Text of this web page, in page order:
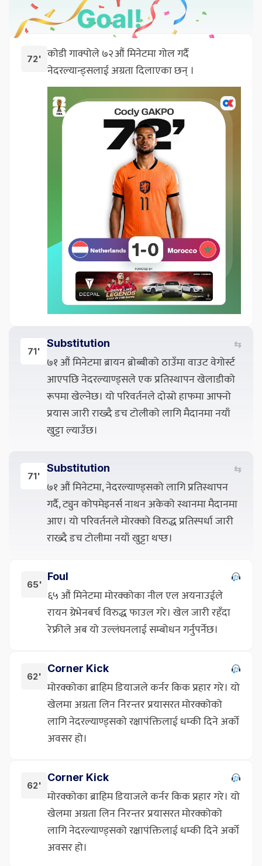
72' कोडी गाक्पोले ७२औं मिनेटमा गोल गर्दै
नेदरल्यान्ड्सलाई अग्रता दिलाएका छन् ।
71'
Substitution ⇆
७१ औं मिनेटमा ब्रायन ब्रोब्बीको ठाउँमा वाउट वेगोर्स्ट
आएपछि नेदरल्याण्ड्सले एक प्रतिस्थापन खेलाडीको
रूपमा खेल्नेछ। यो परिवर्तनले दोस्रो हाफमा आफ्नो
प्रयास जारी राख्दै डच टोलीको लागि मैदानमा नयाँ
खुट्टा ल्याउँछ।
71'
Substitution ⇆
७१ औं मिनेटमा, नेदरल्याण्ड्सको लागि प्रतिस्थापन
गर्दै, ट्युन कोपमेइनर्स नाथन अकेको स्थानमा मैदानमा
आए। यो परिवर्तनले मोरक्को विरुद्ध प्रतिस्पर्धा जारी
राख्दै डच टोलीमा नयाँ खुट्टा थप्छ।
65'
Foul
६५ औं मिनेटमा मोरक्कोका नील एल अयनाउईले
रायन ग्रेभेनबर्च विरुद्ध फाउल गरे। खेल जारी रहँदा
रेफ्रीले अब यो उल्लंघनलाई सम्बोधन गर्नुपर्नेछ।
62'
Corner Kick
मोरक्कोका ब्राहिम डियाजले कर्नर किक प्रहार गरे। यो
खेलमा अग्रता लिन निरन्तर प्रयासरत मोरक्कोको
लागि नेदरल्याण्ड्सको रक्षापंक्तिलाई धम्की दिने अर्को
अवसर हो।
62'
Corner Kick
मोरक्कोका ब्राहिम डियाजले कर्नर किक प्रहार गरे। यो
खेलमा अग्रता लिन निरन्तर प्रयासरत मोरक्कोको
लागि नेदरल्याण्ड्सको रक्षापंक्तिलाई धम्की दिने अर्को
अवसर हो।